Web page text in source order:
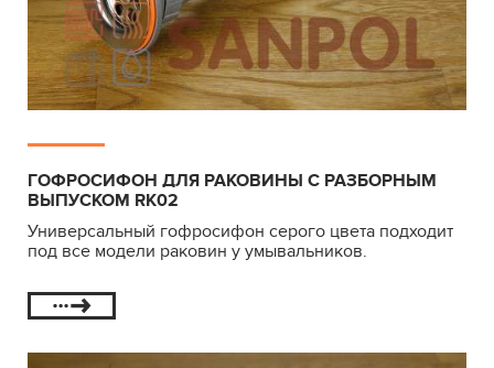
ГОФРОСИФОН ДЛЯ РАКОВИНЫ С РАЗБОРНЫМ
ВЫПУСКОМ RK02
Универсальный гофросифон серого цвета подходит
под все модели раковин у умывальников.